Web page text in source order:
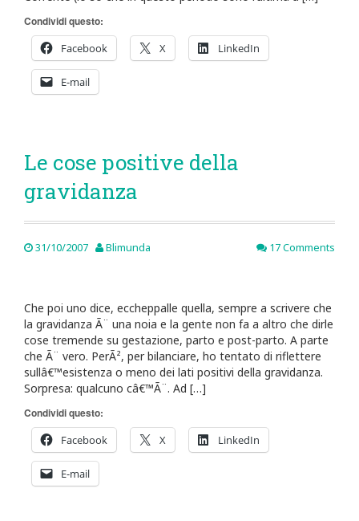
Condividi questo:
Facebook
X LinkedIn
E-mail
Le cose positive della
gravidanza
31/10/2007 Blimunda 17 Comments
Che poi uno dice, eccheppalle quella, sempre a scrivere che
la gravidanza Ã¨ una noia e la gente non fa a altro che dirle
cose tremende su gestazione, parto e post-parto. A parte
che Ã¨ vero. PerÃ², per bilanciare, ho tentato di riflettere
sullâ€™esistenza o meno dei lati positivi della gravidanza.
Sorpresa: qualcuno câ€™Ã¨. Ad […]
Condividi questo:
Facebook
X LinkedIn
E-mail